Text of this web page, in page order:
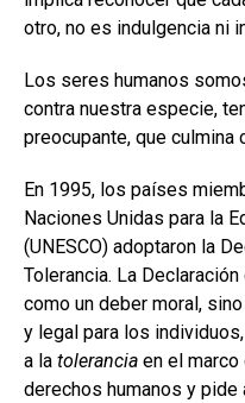
otro, no es indulgencia ni
Los seres humanos
contra nuestra especie,
preocupante, que culmina
En 1995, los países
Naciones Unidas para la
(UNESCO) adoptaron la
Tolerancia. La
como un deber moral,
y legal para los
a la tolerancia en el
derechos humanos y